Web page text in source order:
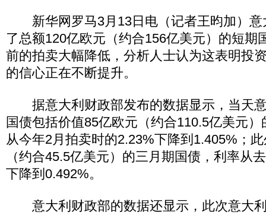
新华网罗马3月13日电（记者王昀加）意
了总额120亿欧元（约合156亿美元）的短期
前的拍卖大幅降低，分析人士认为这表明投
的信心正在不断提升。
据意大利财政部发布的数据显示，当天
国债包括价值85亿欧元（约合110.5亿美元
从今年2月拍卖时的2.23%下降到1.405%；
（约合45.5亿美元）的三月期国债，利率从
下降到0.492%。
意大利财政部的数据还显示，此次意大